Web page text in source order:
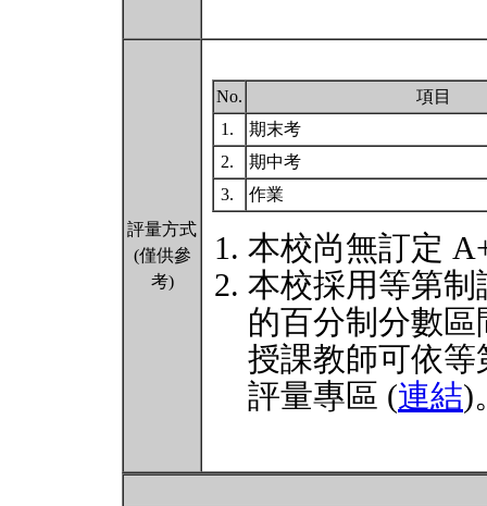
評量方式
(僅供參
考)
No.
項目
1.
期末考
2.
期中考
3.
作業
本校尚無訂定
本校採用等第
的百分制分數
授課教師可依
評量專區 (連結)